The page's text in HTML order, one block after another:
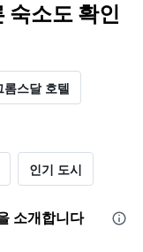
숙소도 확인
롬스달 호텔
인기 도시
소개합니다